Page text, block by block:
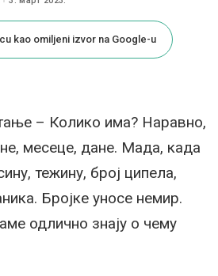
kao omiljeni izvor na Google-u
– Колико има? Наравно,
месеце, дане. Мада, када
тежину, број ципела,
Бројке уносе немир.
одлично знају о чему